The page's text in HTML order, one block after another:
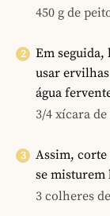
450 g de
Em seguida,
usar
água
3/4 xícara
Assim, corte
se misturem
3 colheres